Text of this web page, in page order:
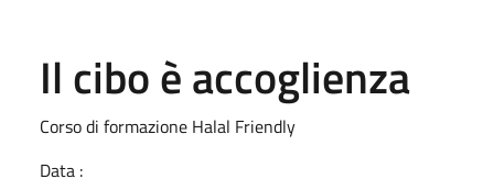
Il cibo è accoglienza
Corso di formazione Halal Friendly
Data :